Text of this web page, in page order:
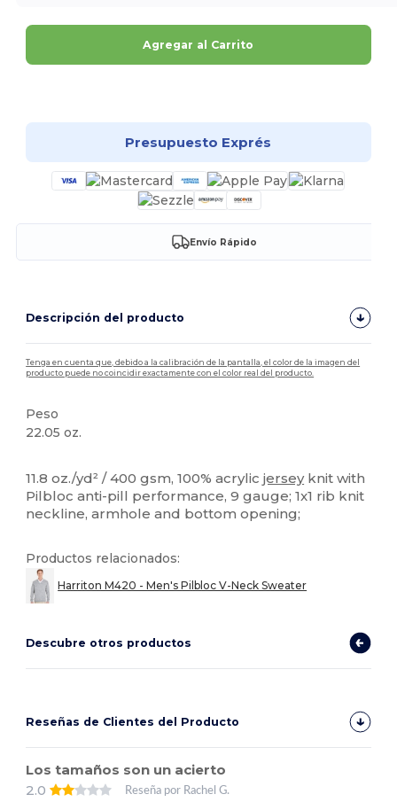
Agregar al Carrito
Presupuesto Exprés
Envío Rápido
Descripción del producto
Tenga en cuenta que, debido a la calibración de la pantalla, el color de la imagen del
producto puede no coincidir exactamente con el color real del producto.
Peso
22.05 oz.
11.8 oz./yd² / 400 gsm, 100% acrylicjerseyknit with
Pilbloc anti-pill performance, 9 gauge; 1x1 rib knit
neckline, armhole and bottom opening;
Productos relacionados:
Harriton M420 - Men's Pilbloc V-Neck Sweater
Descubre otros productos
Reseñas de Clientes del Producto
Los tamaños son un acierto
2.0
Reseña por Rachel G.